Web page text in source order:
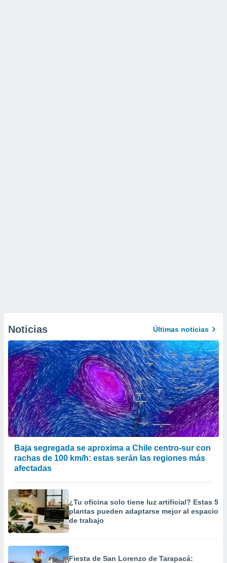
Noticias Últimas noticias
Baja segregada se aproxima a Chile centro-sur con
rachas de 100 km/h: estas serán las regiones más
afectadas
¿Tu oficina solo tiene luz artificial? Estas 5
plantas pueden adaptarse mejor al espacio
de trabajo
Fiesta de San Lorenzo de Tarapacá: